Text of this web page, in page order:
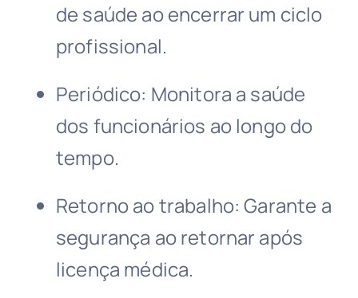
de saúde ao encerrar um ciclo
profissional.
Periódico: Monitora a saúde
dos funcionários ao longo do
tempo.
Retorno ao trabalho: Garante a
segurança ao retornar após
licença médica.